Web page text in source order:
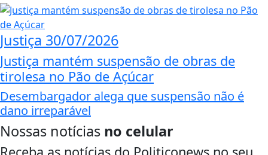
Justiça 30/07/2026
Justiça mantém suspensão de obras de
tirolesa no Pão de Açúcar
Desembargador alega que suspensão não é
dano irreparável
Nossas notícias no celular